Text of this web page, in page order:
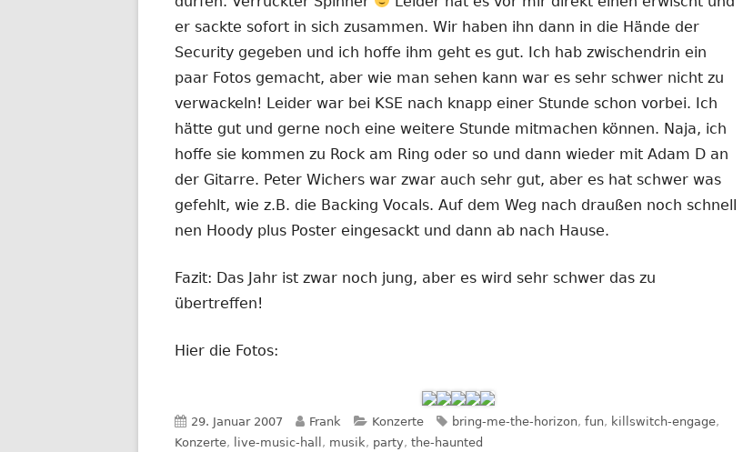
er sackte sofort in sich zusammen. Wir haben ihn dann in die Hände der
Security gegeben und ich hoffe ihm geht es gut. Ich hab zwischendrin ein
paar Fotos gemacht, aber wie man sehen kann war es sehr schwer nicht zu
verwackeln! Leider war bei KSE nach knapp einer Stunde schon vorbei. Ich
hätte gut und gerne noch eine weitere Stunde mitmachen können. Naja, ich
hoffe sie kommen zu Rock am Ring oder so und dann wieder mit Adam D an
der Gitarre. Peter Wichers war zwar auch sehr gut, aber es hat schwer was
gefehlt, wie z.B. die Backing Vocals. Auf dem Weg nach draußen noch schnell
nen Hoody plus Poster eingesackt und dann ab nach Hause.
Fazit: Das Jahr ist zwar noch jung, aber es wird sehr schwer das zu
übertreffen!
Hier die Fotos:
Veröffentlicht
am
29. Januar 2007 Autor
Frank Kategorien
Konzerte Schlagwörter
bring-me-the-horizon, fun, killswitch-engage,
Konzerte, live-music-hall , musik, party, the-haunted